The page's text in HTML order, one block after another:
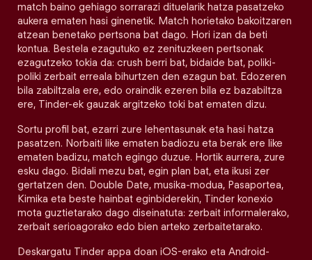
match baino gehiago sorrarazi dituelarik hatza pasatzeko
aukera ematen hasi ginenetik. Match horietako bakoitzaren
atzean benetako pertsona bat dago. Hori izan da beti
kontua. Bestela ezagutuko ez zenituzkeen pertsonak
ezagutzeko tokia da: crush berri bat, bidaide bat, poliki-
poliki zerbait erreala bihurtzen den ezagun bat. Edozeren
bila zabiltzala ere, edo oraindik ezeren bila ez bazabiltza
ere, Tinder-ek gauzak argitzeko toki bat ematen dizu.
Sortu profil bat, ezarri zure lehentasunak eta hasi hatza
pasatzen. Norbaiti like ematen badiozu eta berak ere like
ematen badizu, match egingo duzue. Hortik aurrera, zure
esku dago. Bidali mezu bat, egin plan bat, eta ikusi zer
gertatzen den. Double Date, musika-modua, Pasaportea,
Kimika eta beste hainbat eginbiderekin, Tinder konexio
mota guztietarako dago diseinatuta: zerbait informalerako,
zerbait serioagorako edo bien arteko zerbaitetarako.
Deskargatu Tinder appa doan iOS-erako eta Android-